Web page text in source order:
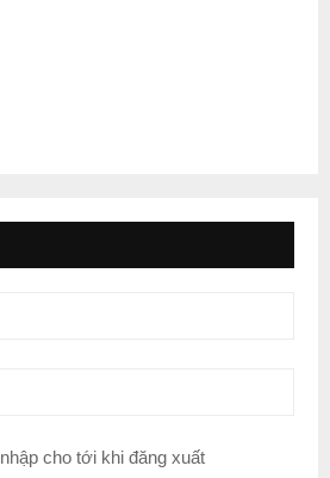
cho tới khi đăng xuất